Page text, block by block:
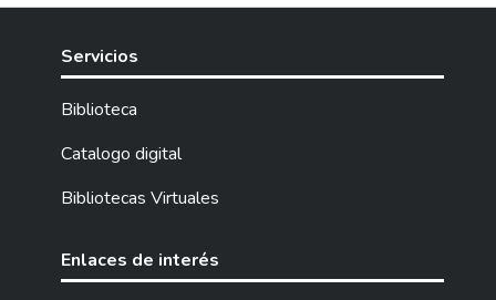
Servicios
Biblioteca
Catalogo digital
Bibliotecas Virtuales
Enlaces de interés